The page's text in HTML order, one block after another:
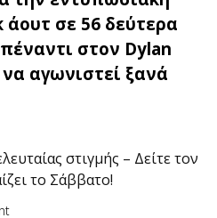
άουτ σε 56 δεύτερα
στον Dylan
αγωνιστεί ξανά
στιγμής – Δείτε τον
το Σάββατο!